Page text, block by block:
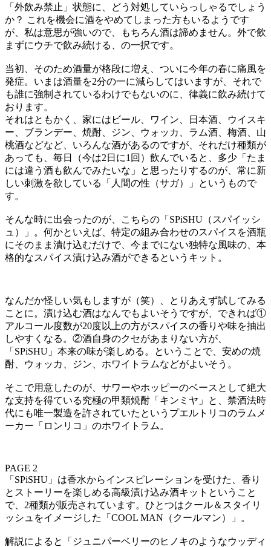
「外飲み禁止」状態に、どう対処していらっしゃるでしょう
か？ これを機会に酒をやめてしまった方もいるようです
が、私は意思が強いので、もちろん酒は諦めません。外で飲
まずにウチで飲み続ける、の一択です。
当初、そのため酒量が格段に増え、ついに今年の春に痛風を
発症。いまは酒量を2分の一に減らしてはいますが、それで
も誰に強制されているわけでもないのに、律義に飲み続けて
おります。
それはともかく、家にはビール、ワイン、日本酒、ウイスキ
ー、ブランデー、焼酎、ジン、ウォッカ、ラム酒、梅酒、山
桃酒などなど、いろんな酒があるのですが、それだけ種類が
あっても、毎日（今は2日に1回）飲んでいると、多少「たま
には違う酒も飲んでみたいな」と思ったりするのが、常に新
しい刺激を欲している「人間の性（サガ）」というもので
す。
そんな時に出会ったのが、こちらの「SPiSHU（スパイッシ
ュ）」。何かといえば、特定の組み合わせのスパイスを酒瓶
にそのまま漬け込むだけで、今までにない独特な風味の、本
格的なスパイス漬け込み酒ができるというキット。
なんだか怪しい気もしますが（笑）、とりあえず試してみる
ことに。漬け込む酒はなんでもよいそうですが、できれば①
アルコール度数が20度以上の方がスパイスの香りや味を抽出
しやすくなる。②酒自身のクセがあまりない方が、
「SPiSHU」本来の味が楽しめる。ということで、安めの焼
酎、ウォッカ、ジン、ホワイトラムなどがよいそう。
そこで用意したのが、サワーやホッピーのベースとして絶大
な支持を得ている究極の甲類焼酎「キンミヤ」と、禁酒法時
代にも唯一製造を許されていたというプエルトリコのラムメ
ーカー「ロンリコ」のホワイトラム。
PAGE 2
「SPiSHU」は香水からインスピレーションを受けた、香り
とストーリーを楽しめる高級漬け込み酒キットということ
で、2種類が販売されています。ひとつはクール＆スタイリ
ッシュをイメージした「COOL MAN（クールマン）」。
解説によると「ジュニパーベリーのヒノキのようなウッディ